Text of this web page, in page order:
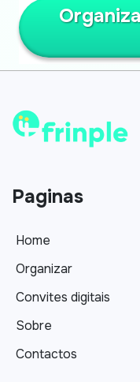
Paginas
Home
Organizar
Convites digitais
Sobre
Contactos